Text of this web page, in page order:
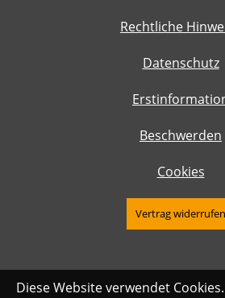
Rechtliche
Datenschutz
Beschwerden
Cookies
Vertrag widerrufen
Diese Website verwendet